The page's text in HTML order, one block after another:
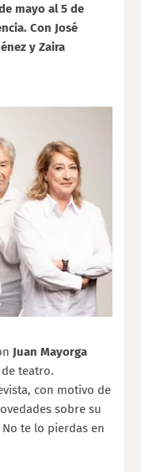
mayo al 5 de
Con José
y Zaira
Juan Mayorga
teatro.
con motivo de
sobre su
No te lo pierdas en